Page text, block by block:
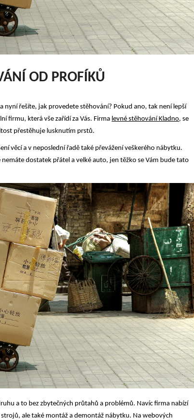
OD PROFÍKŮ
nyní řešíte, jak provedete stěhování? Pokud ano, tak není lepší
firmu, která vše zařídí za Vás. Firma levné stěhování Kladno, se
přestěhuje lusknutím prstů.
věcí a v neposlední řadě také převážení veškerého nábytku.
dostatek přátel a velké auto, jen těžko se Vám bude tato
a to bez zbytečných průtahů a problémů. Navíc firma nabízí
ale také montáž a demontáž nábytku. Na webových